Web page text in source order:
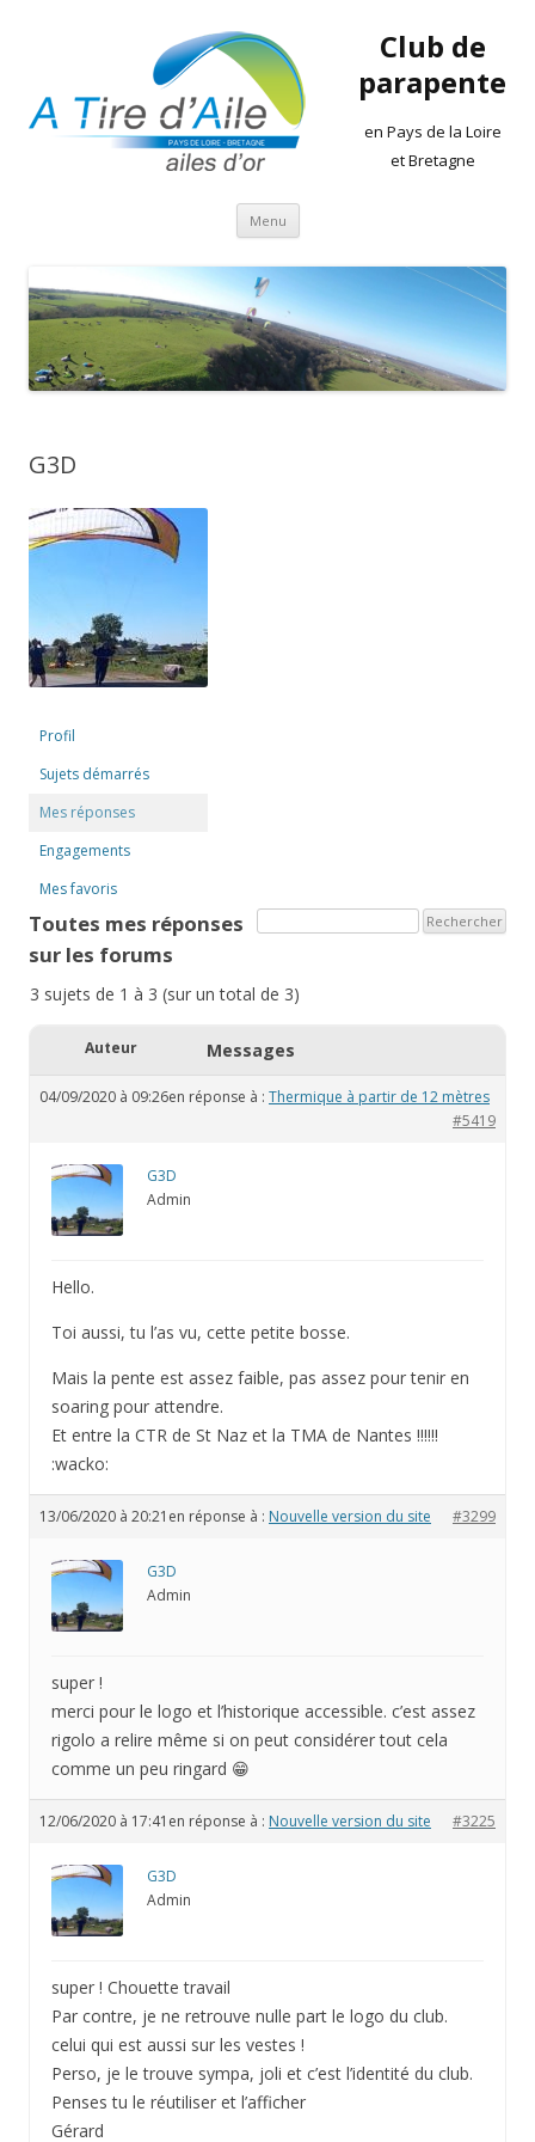
Club de
parapente
en Pays de la Loire
et Bretagne
Menu Aller
contenu
G3D
Profil
Sujets démarrés
Mes réponses
Engagements
Mes favoris
Toutes mes réponses
sur les forums
3 sujets de 1 à 3 (sur un total de 3)
Auteur Messages
04/09/2020 à 09:26en réponse à : Thermique à partir de 12 mètres
#5419
G3D
Admin
Hello.
Toi aussi, tu l’as vu, cette petite bosse.
Mais la pente est assez faible, pas assez pour tenir en
soaring pour attendre.
Et entre la CTR de St Naz et la TMA de Nantes !!!!!!
:wacko:
13/06/2020 à 20:21 en réponse à : Nouvelle version du site #3299
G3D
Admin
super !
merci pour le logo et l’historique accessible. c’est assez
rigolo a relire même si on peut considérer tout cela
comme un peu ringard 😁
12/06/2020 à 17:41 en réponse à : Nouvelle version du site #3225
G3D
Admin
super ! Chouette travail
Par contre, je ne retrouve nulle part le logo du club.
celui qui est aussi sur les vestes !
Perso, je le trouve sympa, joli et c’est l’identité du club.
Penses tu le réutiliser et l’afficher
Gérard